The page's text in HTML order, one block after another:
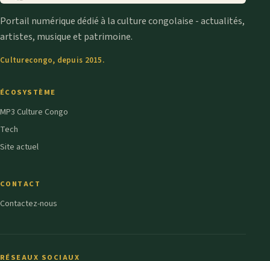
Portail numérique dédié à la culture congolaise - actualités,
artistes, musique et patrimoine.
Culturecongo, depuis 2015.
ÉCOSYSTÈME
MP3 Culture Congo
Tech
Site actuel
CONTACT
Contactez-nous
RÉSEAUX SOCIAUX